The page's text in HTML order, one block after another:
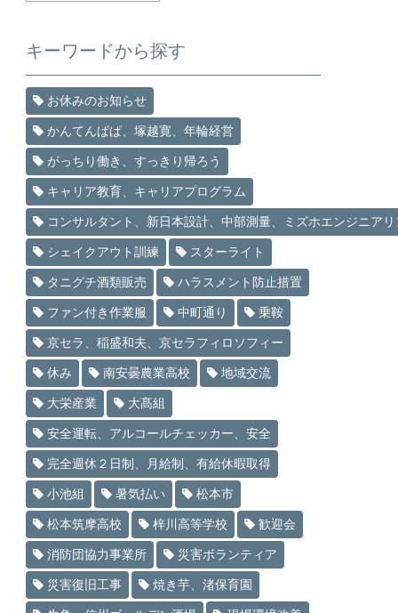
キーワードから探す
お休みのお知らせ
かんてんぱぱ、塚越寛、年輪経営
がっちり働き、すっきり帰ろう
キャリア教育、キャリアプログラム
コンサルタント、新日本設計、中部測量、ミズホエンジニアリ
シェイクアウト訓練 スターライト
タニグチ酒類販売 ハラスメント防止措置
ファン付き作業服 中町通り 乗鞍
京セラ、稲盛和夫、京セラフィロソフィー
休み 南安曇農業高校 地域交流
大栄産業 大髙組
安全運転、アルコールチェッカー、安全
完全週休２日制、月給制、有給休暇取得
小池組 暑気払い 松本市
松本筑摩高校 梓川高等学校 歓迎会
消防団協力事業所 災害ボランティア
災害復旧工事 焼き芋、渚保育園